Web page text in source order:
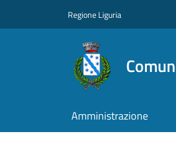
Regione Liguria
Amministrazione